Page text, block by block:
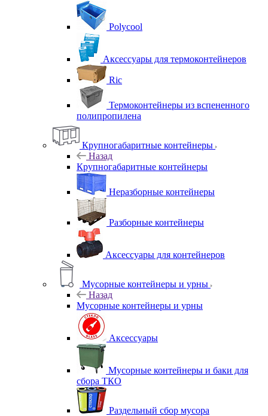
Polycool
Аксессуары для термоконтейнеров
Ric
Термоконтейнеры из вспененного
полипропилена
Крупногабаритные контейнеры
Назад
Крупногабаритные контейнеры
Неразборные контейнеры
Разборные контейнеры
Аксессуары для контейнеров
Мусорные контейнеры и урны
Назад
Мусорные контейнеры и урны
Аксессуары
Мусорные контейнеры и баки для
сбора ТКО
Раздельный сбор мусора